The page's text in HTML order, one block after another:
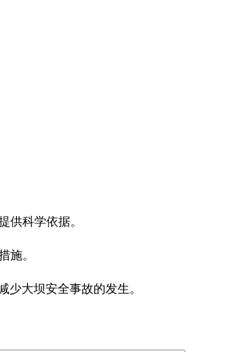
供科学依据。
施。
大坝安全事故的发生。